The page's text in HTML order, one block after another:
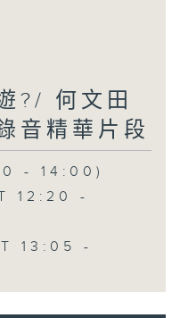
?/ 何文田
音精華片段
- 14:00)
12:20 -
13:05 -